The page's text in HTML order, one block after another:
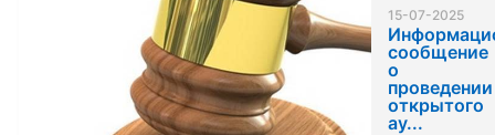
15-07-2025
сообщение
о
проведении
открытого
ау...